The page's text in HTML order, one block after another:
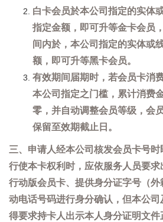
白卡会员於本公司指定的实体
指定金额，即可升等金卡会员
间内於，本公司指定的实体或
额，即可升等黑卡会员。
有效期间届期时，若会员卡消
本公司指定之门槛，累计消费
零，并自动调整会员等级，会
保留至效期截止日。
三、申请人经本公司核发会员卡号
行使本卡权利时，应依服务人员要
行动版会员卡、提供身分证字号（
动电话号码进行身分确认，但本公
得要求持卡人出示本人身分证明文